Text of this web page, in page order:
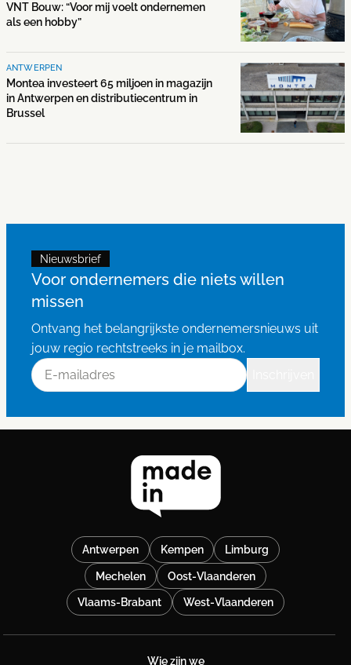
VNT Bouw: “Voor mij voelt ondernemen
als een hobby”
ANTWERPEN
Montea investeert 65 miljoen in magazijn
in Antwerpen en distributiecentrum in
Brussel
Nieuwsbrief
Voor ondernemers die niets willen
missen
Ontvang het belangrijkste ondernemersnieuws uit
jouw regio rechtstreeks in je mailbox.
E-mailadres
Antwerpen Kempen Limburg
Mechelen Oost-Vlaanderen
Vlaams-Brabant West-Vlaanderen
Wie zijn we